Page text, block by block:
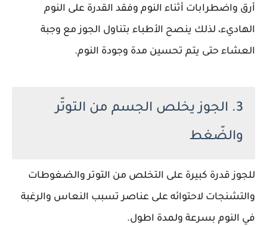
أرق واضطرابات أثناء النوم وفقد القدرة على النوم
الهاديء، لذلك ينصح الأطباء بتناول الجوز مع وجبة
العشاء حتى يتم تحسين مدة وجودة النوم.
3. الجوز يخلص الجسم من التوتّر
والضّغط
للجوز قدرة كبيرة على التخلص من التوتر والضغوطات
والتشنجات لاحتوائه على عناصر تسبب النعاس والرغبة
في النوم بسرعة ولمدة اطول.